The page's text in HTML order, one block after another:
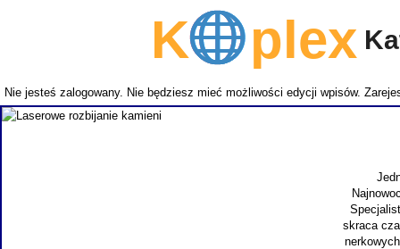
Kplex
Nie jesteś zalogowany. Nie będziesz mieć możliwości edycji wpisów.
skraca